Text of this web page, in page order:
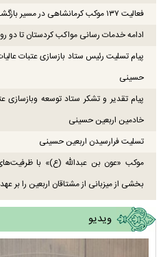
فعالیت ۱۳۷ موکب کرمانشاهی در مسیر بازگشت زوار اربعین
ادامه خدمات رسانی مواکب کردستان تا دو
پیام تسلیت رئیس ستاد بازسازی عتبات
حسینی
پیام تقدیر و تشکر ستاد توسعه وبازسازی
خادمین اربعین حسینی
تسلیت فرارسیدن اربعین حسینی
موکب «عون بن عبدالله (ع)» با
بخشی از میزبانی از مشتاقان اربعین را بر
ویدیو